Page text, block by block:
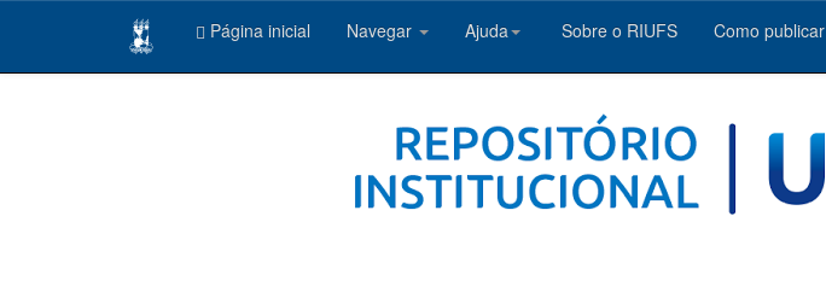
Página inicial Navegar Ajuda Sobre o RIUFS Como publicar